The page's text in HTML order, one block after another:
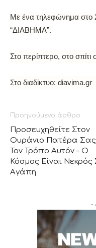
Με ένα τηλεφώνημα στο
“ΔΙΑΒΗΜΑ”.
Στο περίπτερο, στο
Στο διαδίκτυο: diavima.gr
Προηγούμενο άρθρο
Προσευχηθείτε Στον
Ουράνιο Πατέρα
Τον Τρόπο Αυτόν – Ο
Κόσμος Είναι Νεκρός
Αγάπη
-